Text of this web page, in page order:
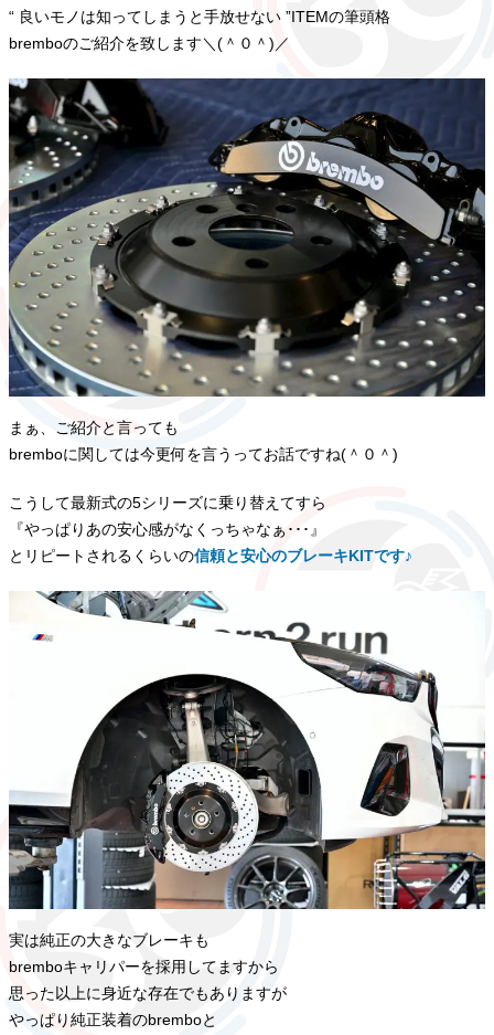
“ 良いモノは知ってしまうと手放せない ”ITEMの筆頭格
bremboのご紹介を致します＼(＾０＾)／
まぁ、ご紹介と言っても
bremboに関しては今更何を言うってお話ですね(＾０＾)
こうして最新式の5シリーズに乗り替えてすら
『やっぱりあの安心感がなくっちゃなぁ･･･』
とリピートされるくらいの信頼と安心のブレーキKITです♪
実は純正の大きなブレーキも
bremboキャリパーを採用してますから
思った以上に身近な存在でもありますが
やっぱり純正装着のbremboと